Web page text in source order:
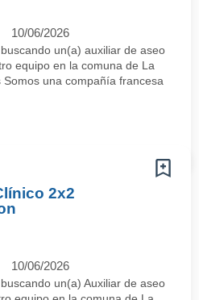
10/06/2026
un(a) auxiliar de aseo
equipo en la comuna de La
una compañía francesa
2x2
10/06/2026
un(a) Auxiliar de aseo